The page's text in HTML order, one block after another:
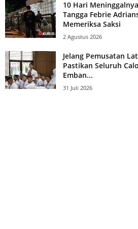
10 Hari
Tangga Febrie
Memeriksa Saksi
2 Agustus 2026
Jelang Pemusatan
Pastikan Seluruh
Emban...
31 Juli 2026